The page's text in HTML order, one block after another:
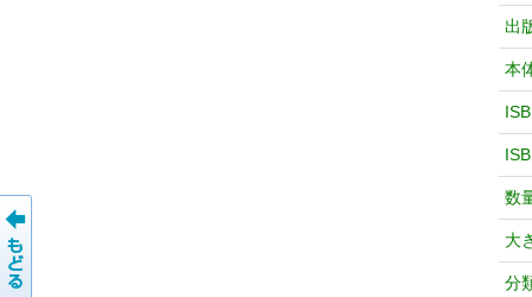
出
本
数
大
分